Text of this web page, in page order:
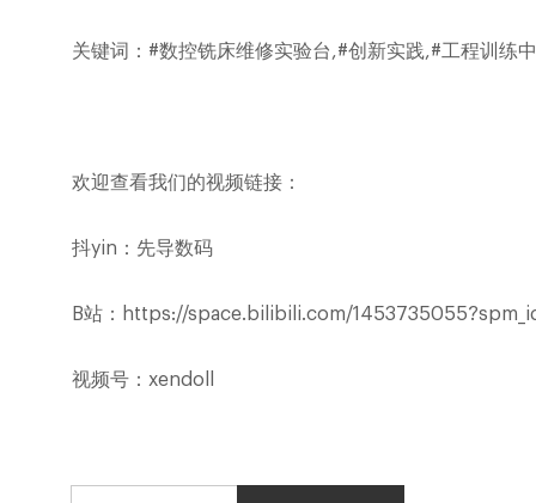
关键词： #数控铣床维修实验台,#创新实践,#工程训练
欢迎查看我们的视频链接：
抖yin ：先导数码
B站： https://space.bilibili.com/
视频号： xendoll